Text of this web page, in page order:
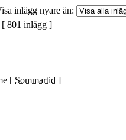
inlägg nyare än:
[ 801 inlägg ]
[ Sommartid ]